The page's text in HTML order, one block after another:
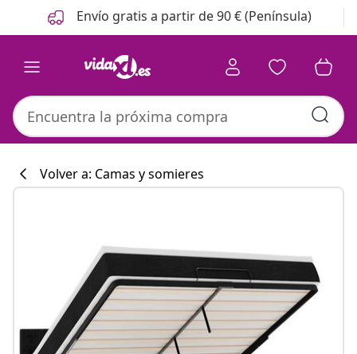
Anterior
Siguiente Envío gratis a partir de 90 € (Península)
#sharemevidaxl
Volver a: Camas y somieres